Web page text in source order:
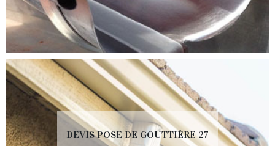
DEVIS POSE DE GOUTTIÈRE 27